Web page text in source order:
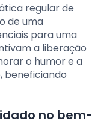
regular de
de uma
para uma
a liberação
o humor e a
beneficiando
no bem-